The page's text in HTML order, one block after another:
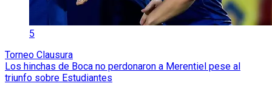
5
Torneo Clausura
Los hinchas de Boca no perdonaron a Merentiel pese al
triunfo sobre Estudiantes